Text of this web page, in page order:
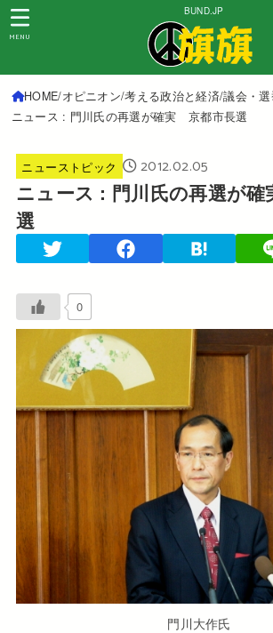
BUND.JP
MENU
HOME オピニオン 考える政治と経済 議会・
ニュース : 門川氏の再選が確実 京都市長選
ニューストピック 2012.02.05
ニュース : 門川氏の再選が
選
0
門川大作氏